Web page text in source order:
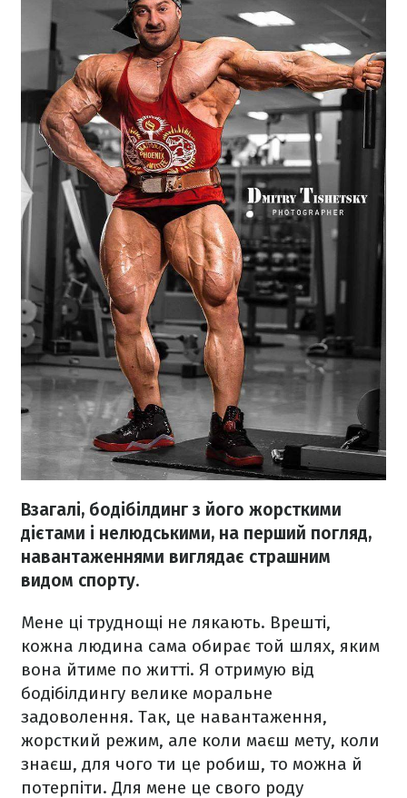
Взагалі, бодібілдинг з його жорсткими
дієтами і нелюдськими, на перший погляд,
навантаженнями виглядає страшним
видом спорту.
Мене ці труднощі не лякають. Врешті,
кожна людина сама обирає той шлях, яким
вона йтиме по житті. Я отримую від
бодібілдингу велике моральне
задоволення. Так, це навантаження,
жорсткий режим, але коли маєш мету, коли
знаєш, для чого ти це робиш, то можна й
потерпіти. Для мене це свого роду